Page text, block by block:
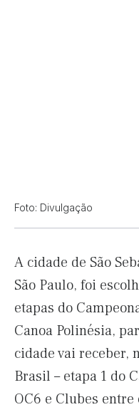
Foto: Divulgação
A cidade de São
São Paulo, foi
etapas do
Canoa Polinésia,
cidade vai receber,
Brasil – etapa 1 do
OC6 e Clubes entre